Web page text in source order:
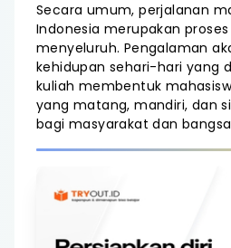
Secara umum, perjalanan
Indonesia merupakan
menyeluruh. Pengalaman
kehidupan sehari-hari yang
kuliah membentuk
yang matang, mandiri, dan
bagi masyarakat dan